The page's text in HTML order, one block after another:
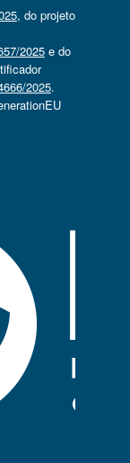
, do projeto
2025e do
2025.